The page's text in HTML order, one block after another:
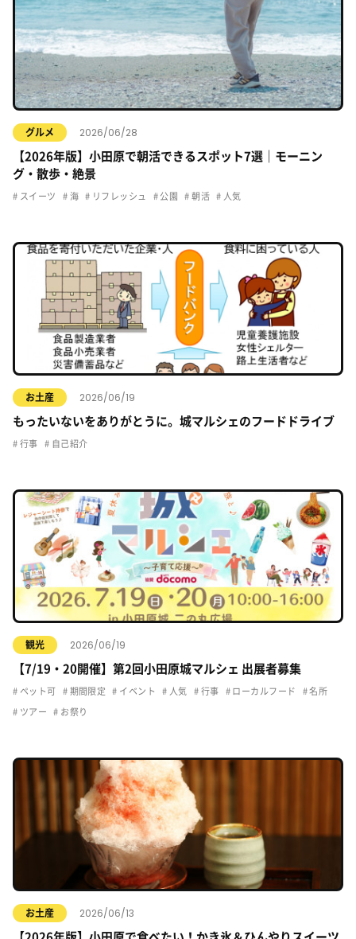
グルメ 2026/06/28
【2026年版】小田原で朝活できるスポット7選｜モーニン
グ・散歩・絶景
スイーツ 海 リフレッシュ 公園 朝活 人気
お土産 2026/06/19
もったいないをありがとうに。城マルシェのフードドライブ
行事 自己紹介
観光 2026/06/19
【7/19・20開催】第2回小田原城マルシェ 出展者募集
ペット可 期間限定 イベント 人気 行事 ローカルフード 名所
ツアー お祭り
お土産 2026/06/13